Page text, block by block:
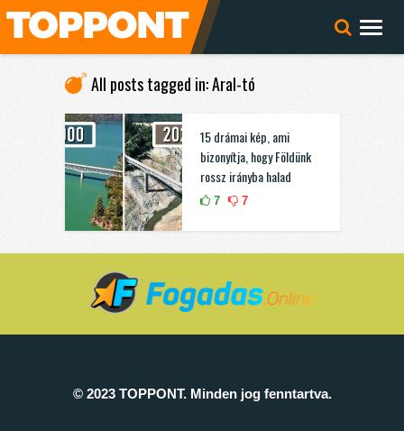
All posts tagged in: Aral-tó
15 drámai kép, ami
bizonyítja, hogy Földünk
rossz irányba halad
7 7
© 2023 TOPPONT. Minden jog fenntartva.